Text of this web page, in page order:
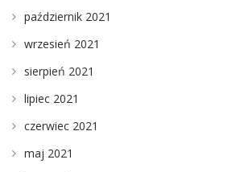
październik 2021
wrzesień 2021
sierpień 2021
lipiec 2021
czerwiec 2021
maj 2021